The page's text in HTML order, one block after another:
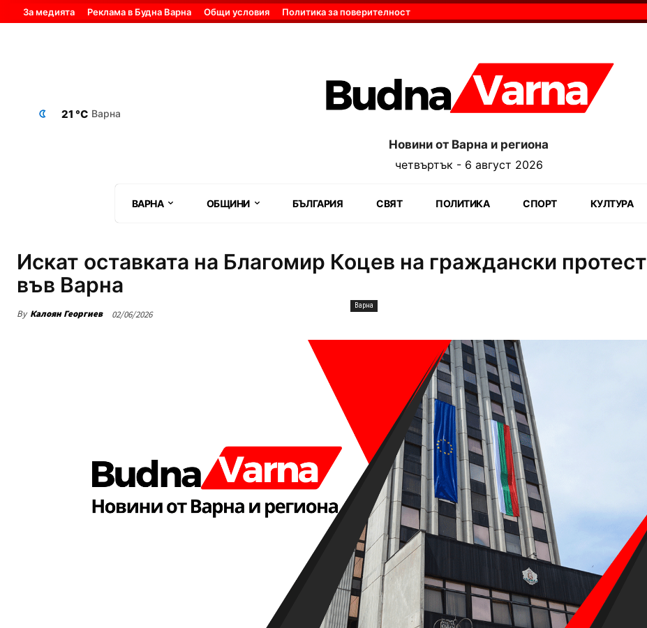
За медията Реклама в Будна Варна Общи условия Политика за поверителност
21 °C Варна
Новини от Варна и региона
четвъртък - 6 август 2026
ВАРНА ОБЩИНИ БЪЛГАРИЯ СВЯТ ПОЛИТИКА СПОРТ КУЛТУРА
Искат оставката на Благомир Коцев на граждански протест
във Варна
By Калоян Георгиев 02/06/2026
Варна